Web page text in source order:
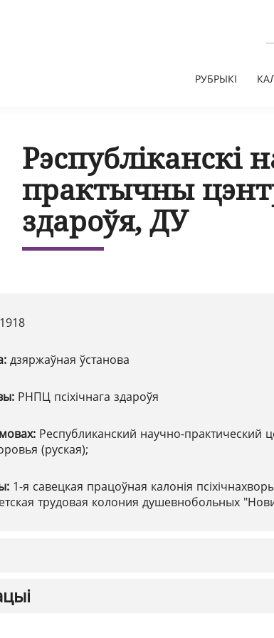
РУБРЫКІ
Рэспубліканскі
практычны
здароўя, ДУ
дзяржаўная ўстанова
РНПЦ псіхічнага здароўя
Республиканский научно-практический
(руская);
1-я савецкая працоўная калонія
трудовая колония душевнобольных